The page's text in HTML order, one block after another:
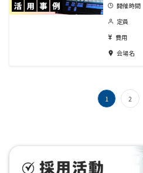
開催時間
定員
費用
会場名
ペ
1 2